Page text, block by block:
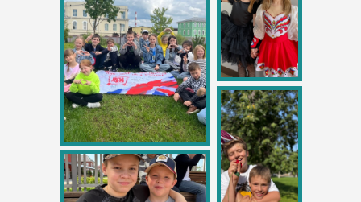
Для студентов
Школы Биг Бен
29 000 рублей